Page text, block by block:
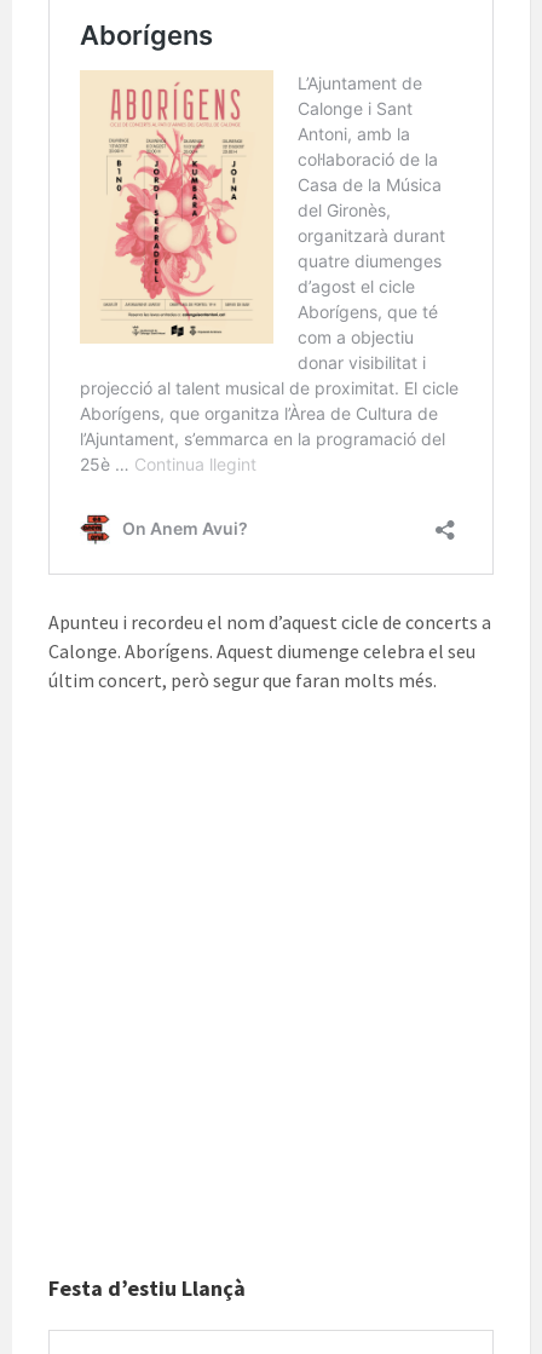
Apunteu i recordeu el nom d’aquest cicle de concerts a
Calonge. Aborígens. Aquest diumenge celebra el seu
últim concert, però segur que faran molts més.
Festa d’estiu Llançà